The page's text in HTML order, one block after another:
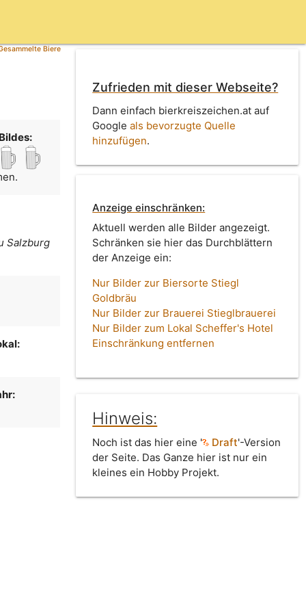
Biere
Salzburg
Zufrieden mit dieser Webseite?
Dann einfach bierkreiszeichen.at auf
Googleals bevorzugte Quelle
hinzufügen.
Anzeige einschränken:
Aktuell werden alle Bilder angezeigt.
Schränken sie hier das Durchblättern
der Anzeige ein:
Nur Bilder zur Biersorte Stiegl
Goldbräu
Nur Bilder zur Brauerei Stieglbrauerei
Nur Bilder zum Lokal Scheffer's Hotel
Einschränkung entfernen
Hinweis:
Noch ist das hier eine ' Draft'-Version
der Seite. Das Ganze hier ist nur ein
kleines ein Hobby Projekt.